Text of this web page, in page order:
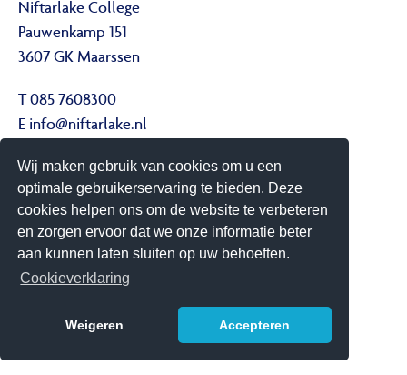
Wij maken gebruik van cookies om u een
optimale gebruikerservaring te bieden. Deze
cookies helpen ons om de website te verbeteren
en zorgen ervoor dat we onze informatie beter
aan kunnen laten sluiten op uw behoeften.
Cookieverklaring
Weigeren Accepteren
Niftarlake College
Pauwenkamp 151
3607 GK Maarssen
T 085 7608300
E info@niftarlake.nl
Volg ons ook op:
Twitter
Youtube